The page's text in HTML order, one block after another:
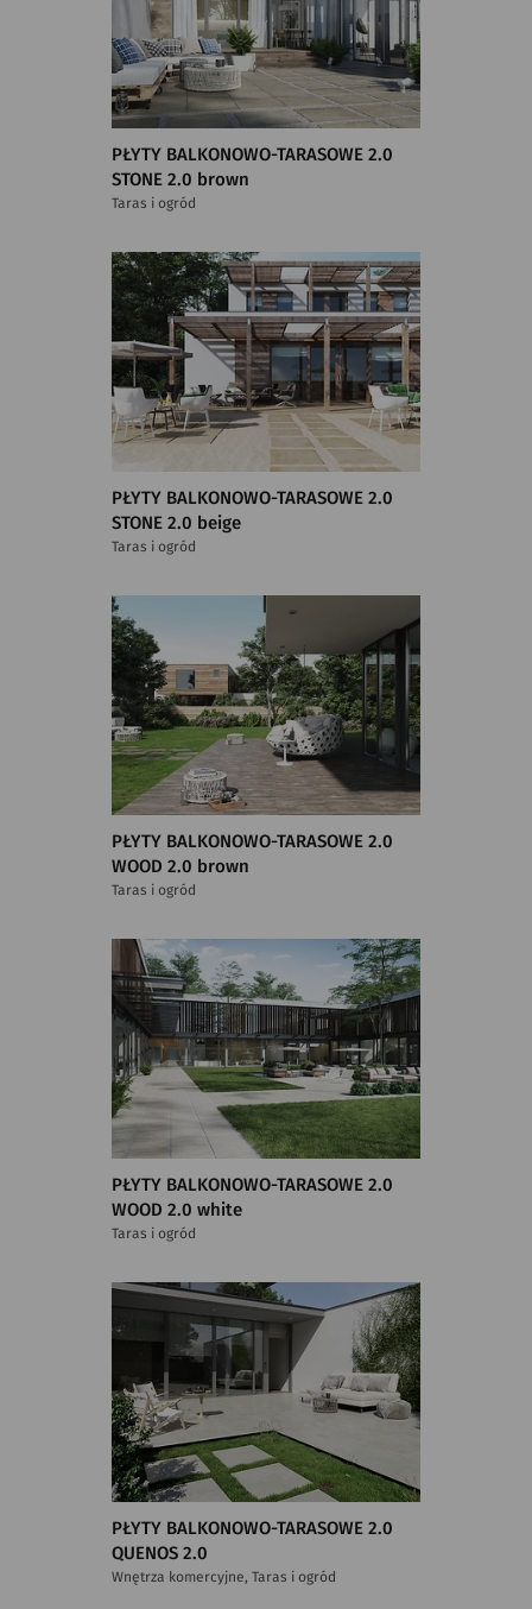
PŁYTY BALKONOWO-TARASOWE 2.0
STONE 2.0 brown
Taras i ogród
PŁYTY BALKONOWO-TARASOWE 2.0
STONE 2.0 beige
Taras i ogród
PŁYTY BALKONOWO-TARASOWE 2.0
WOOD 2.0 brown
Taras i ogród
PŁYTY BALKONOWO-TARASOWE 2.0
WOOD 2.0 white
Taras i ogród
PŁYTY BALKONOWO-TARASOWE 2.0
QUENOS 2.0
Wnętrza komercyjne, Taras i ogród